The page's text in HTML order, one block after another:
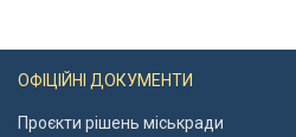
ОФІЦІЙНІ ДОКУМЕНТИ
Проєкти рішень міськради